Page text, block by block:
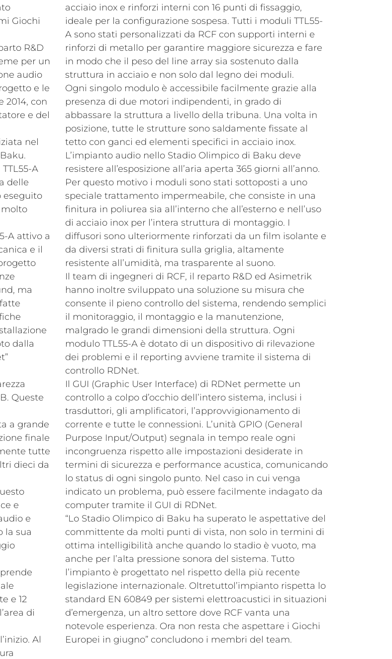
Giochi
R&D
per un
audio
e le
2014, con
e del
nel
A
delle
eseguito
molto
A attivo a
e il
ma
dalla
Queste
a grande
finale
tutte
dieci da
e
e
la sua
e 12
di
Al
acciaio inox e rinforzi interni con 16 punti di fissaggio,
ideale per la configurazione sospesa. Tutti i moduli TTL55-
A sono stati personalizzati da RCF con supporti interni e
rinforzi di metallo per garantire maggiore sicurezza e fare
in modo che il peso del line array sia sostenuto dalla
struttura in acciaio e non solo dal legno dei moduli.
Ogni singolo modulo è accessibile facilmente grazie alla
presenza di due motori indipendenti, in grado di
abbassare la struttura a livello della tribuna. Una volta in
posizione, tutte le strutture sono saldamente fissate al
tetto con ganci ed elementi specifici in acciaio inox.
L’impianto audio nello Stadio Olimpico di Baku deve
resistere all’esposizione all’aria aperta 365 giorni all’anno.
Per questo motivo i moduli sono stati sottoposti a uno
speciale trattamento impermeabile, che consiste in una
finitura in poliurea sia all’interno che all’esterno e nell’uso
di acciaio inox per l’intera struttura di montaggio. I
diffusori sono ulteriormente rinforzati da un film isolante e
da diversi strati di finitura sulla griglia, altamente
resistente all’umidità, ma trasparente al suono.
Il team di ingegneri di RCF, il reparto R&D ed Asimetrik
hanno inoltre sviluppato una soluzione su misura che
consente il pieno controllo del sistema, rendendo semplici
il monitoraggio, il montaggio e la manutenzione,
malgrado le grandi dimensioni della struttura. Ogni
modulo TTL55-A è dotato di un dispositivo di rilevazione
dei problemi e il reporting avviene tramite il sistema di
controllo RDNet.
Il GUI (Graphic User Interface) di RDNet permette un
controllo a colpo d’occhio dell’intero sistema, inclusi i
trasduttori, gli amplificatori, l’approvvigionamento di
corrente e tutte le connessioni. L’unità GPIO (General
Purpose Input/Output) segnala in tempo reale ogni
incongruenza rispetto alle impostazioni desiderate in
termini di sicurezza e performance acustica, comunicando
lo status di ogni singolo punto. Nel caso in cui venga
indicato un problema, può essere facilmente indagato da
computer tramite il GUI di RDNet.
“Lo Stadio Olimpico di Baku ha superato le aspettative del
committente da molti punti di vista, non solo in termini di
ottima intelligibilità anche quando lo stadio è vuoto, ma
anche per l’alta pressione sonora del sistema. Tutto
l’impianto è progettato nel rispetto della più recente
legislazione internazionale. Oltretuttol’impianto rispetta lo
standard EN 60849 per sistemi elettroacustici in situazioni
d’emergenza, un altro settore dove RCF vanta una
notevole esperienza. Ora non resta che aspettare i Giochi
Europei in giugno” concludono i membri del team.